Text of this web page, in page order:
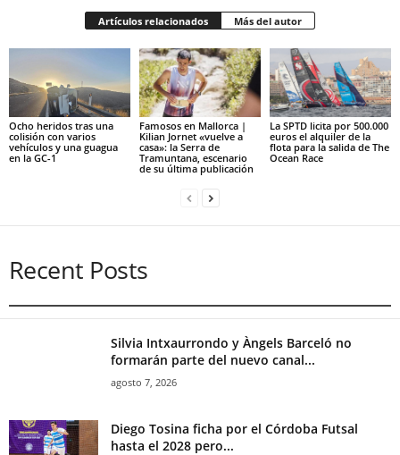
Artículos relacionados Más del autor
Ocho heridos tras una
colisión con varios
vehículos y una guagua
en la GC-1
Famosos en Mallorca |
Kilian Jornet «vuelve a
casa»: la Serra de
Tramuntana, escenario
de su última publicación
La SPTD licita por 500.000
euros el alquiler de la
flota para la salida de The
Ocean Race
Recent Posts
Silvia Intxaurrondo y Àngels Barceló no
formarán parte del nuevo canal...
agosto 7, 2026
Diego Tosina ficha por el Córdoba Futsal
hasta el 2028 pero...